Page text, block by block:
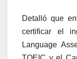
Detalló que
certificar el
Language